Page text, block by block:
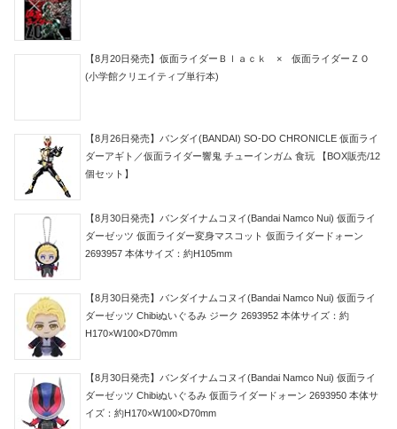
【8月20日発売】仮面ライダーＢｌａｃｋ × 仮面ライダーＺＯ
(小学館クリエイティブ単行本)
【8月26日発売】バンダイ(BANDAI) SO-DO CHRONICLE 仮面ライ
ダーアギト／仮面ライダー響鬼 チューインガム 食玩 【BOX販売/12
個セット】
【8月30日発売】バンダイナムコヌイ(Bandai Namco Nui) 仮面ライ
ダーゼッツ 仮面ライダー変身マスコット 仮面ライダードォーン
2693957 本体サイズ：約H105mm
【8月30日発売】バンダイナムコヌイ(Bandai Namco Nui) 仮面ライ
ダーゼッツ Chibiぬいぐるみ ジーク 2693952 本体サイズ：約
H170×W100×D70mm
【8月30日発売】バンダイナムコヌイ(Bandai Namco Nui) 仮面ライ
ダーゼッツ Chibiぬいぐるみ 仮面ライダードォーン 2693950 本体サ
イズ：約H170×W100×D70mm